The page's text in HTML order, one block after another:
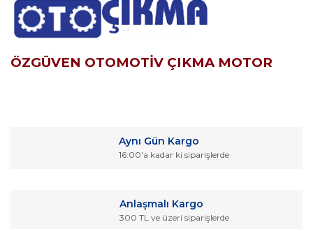
ÖZGÜVEN OTOMOTİV ÇIKMA MOTOR
Görüş ve önerileriniz için teşekkür ederiz.
Ürün bilgilerinde hatalar bulunuyor.
Aynı Gün Kargo
16:00'a kadar ki siparişlerde
Anlaşmalı Kargo
300 TL ve üzeri siparişlerde